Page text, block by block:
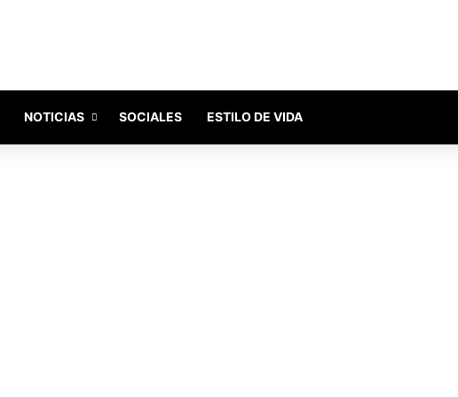
NOTICIAS SOCIALES ESTILO DE VIDA